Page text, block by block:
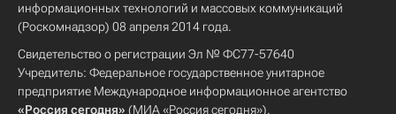
информационных технологий и массовых коммуникаций
(Роскомнадзор) 08 апреля 2014 года.
Свидетельство о регистрации Эл № ФС77-57640
Учредитель: Федеральное государственное унитарное
предприятие Международное информационное агентство
«Россия сегодня» (МИА «Россия сегодня»).